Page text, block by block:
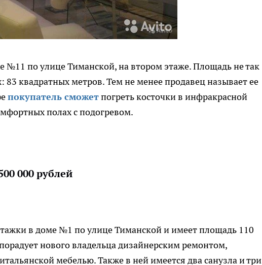
№11 по улице Тиманской, на втором этаже. Площадь не так
83 квадратных метров. Тем не менее продавец называет ее
покупатель сможетпогреть косточки в инфракрасной
полах с подогревом.
000 рублей
в доме №1 по улице Тиманской и имеет площадь 110
нового владельца дизайнерским ремонтом,
мебелью. Также в ней имеется два санузла и три